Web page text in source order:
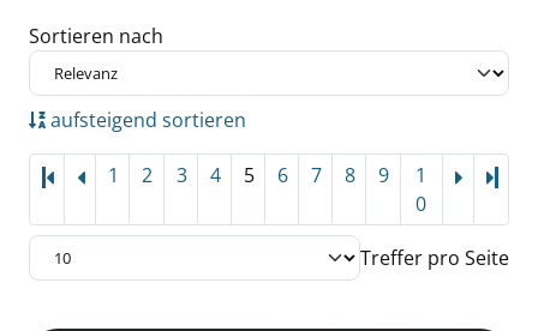
Zu den Suchfiltern springen
Sortieren nach
aufsteigend sortieren
1 2 3 4 5 6 7 8 9
1
0
Treffer pro Seite